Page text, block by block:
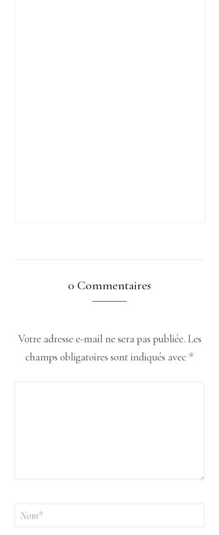
0 Commentaires
Votre adresse e-mail ne sera pas publiée. Les
champs obligatoires sont indiqués avec *